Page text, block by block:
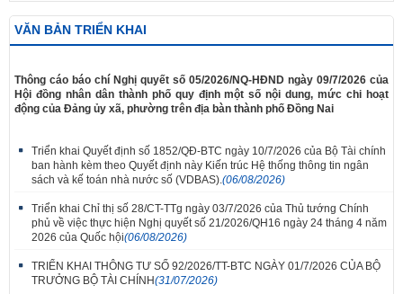
VĂN BẢN TRIỂN KHAI
​Thông cáo báo chí Nghị quyết số 05/2026/NQ-HĐND ngày 09/7/2026 của
Hội đồng nhân dân thành phố quy định một số nội dung, mức chi hoạt
động của Đảng ủy xã, phường trên địa bàn thành phố Đồng Nai
Triển khai Quyết định số 1852/QĐ-BTC ngày 10/7/2026 của Bộ Tài chính
ban hành kèm theo Quyết định này Kiến trúc Hệ thống thông tin ngân
sách và kế toán nhà nước số (VDBAS). (06/08/2026)
Triển khai Chỉ thị số 28/CT-TTg ngày 03/7/2026 của Thủ tướng Chính
phủ về việc thực hiện Nghị quyết số 21/2026/QH16 ngày 24 tháng 4 năm
2026 của Quốc hội(06/08/2026)
TRIỂN KHAI THÔNG TƯ SỐ 92/2026/TT-BTC NGÀY 01/7/2026 CỦA BỘ
TRƯỞNG BỘ TÀI CHÍNH(31/07/2026)